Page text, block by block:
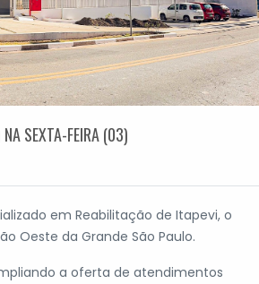
NA SEXTA-FEIRA (03)
em Reabilitação de Itapevi, o
Oeste da Grande São Paulo.
a oferta de atendimentos